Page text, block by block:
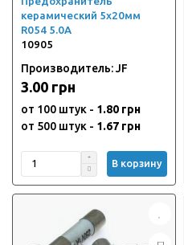
керамический 5х20мм
R054 5.0А
10905
Производитель: JF
3.00 грн
от 100 штук - 1.80 грн
от 500 штук - 1.67 грн
В корзину